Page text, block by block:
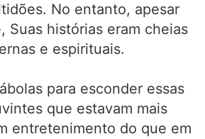
No entanto, apesar
Suas histórias eram cheias
e espirituais.
para esconder essas
que estavam mais
entretenimento do que em